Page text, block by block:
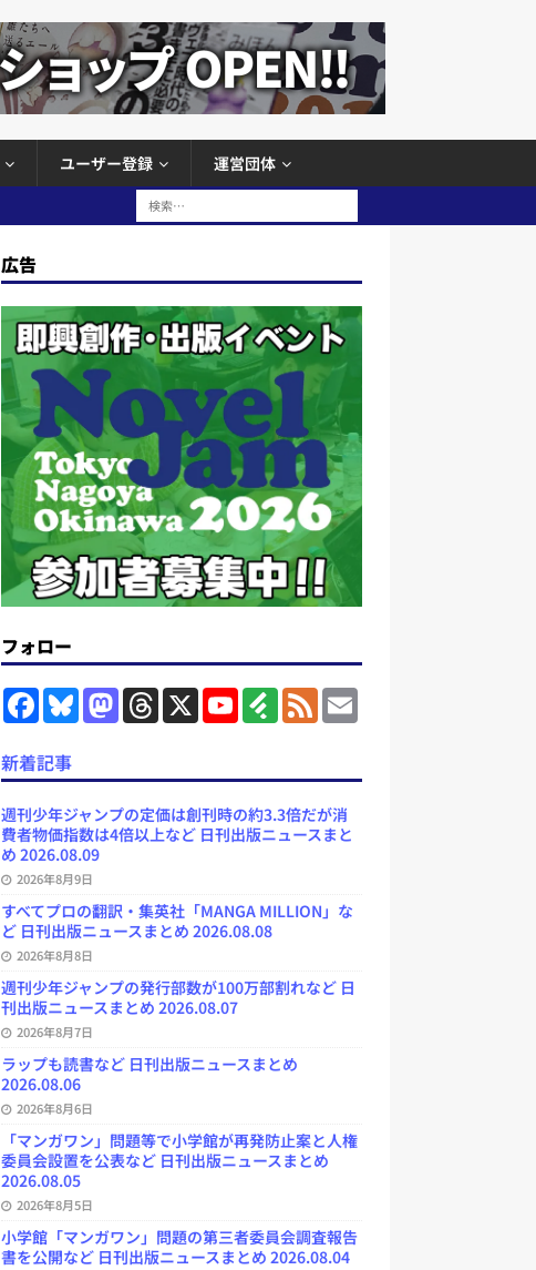
ユーザー登録 運営団体
広告
フォロー
F
a
e
b
o
o
k
B
l
k
M
a
d
o
n
T
h
d
s
X
Y
o
b
e
C
h
e
l
F
e
y
F
e
E
m
新着記事
週刊少年ジャンプの定価は創刊時の約3.3倍だが消
費者物価指数は4倍以上など 日刊出版ニュースまと
め 2026.08.09
2026年8月9日
すべてプロの翻訳・集英社「MANGA MILLION」な
ど 日刊出版ニュースまとめ 2026.08.08
2026年8月8日
週刊少年ジャンプの発行部数が100万部割れなど 日
刊出版ニュースまとめ 2026.08.07
2026年8月7日
ラップも読書など 日刊出版ニュースまとめ
2026.08.06
2026年8月6日
「マンガワン」問題等で小学館が再発防止案と人権
委員会設置を公表など 日刊出版ニュースまとめ
2026.08.05
2026年8月5日
小学館「マンガワン」問題の第三者委員会調査報告
書を公開など 日刊出版ニュースまとめ 2026.08.04